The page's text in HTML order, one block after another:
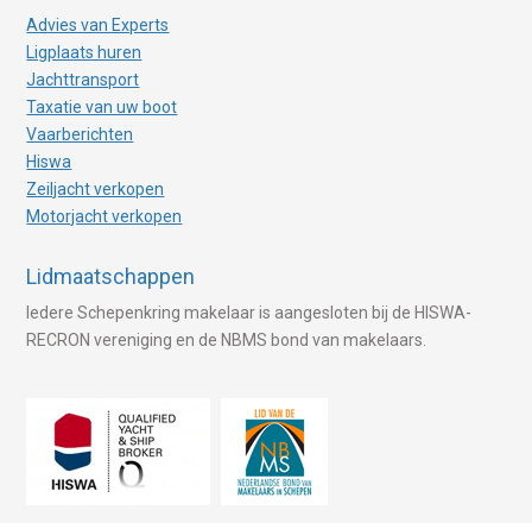
Advies van Experts
Ligplaats huren
Jachttransport
Taxatie van uw boot
Vaarberichten
Hiswa
Zeiljacht verkopen
Motorjacht verkopen
Lidmaatschappen
Iedere Schepenkring makelaar is aangesloten bij de HISWA-
RECRON vereniging en de NBMS bond van makelaars.